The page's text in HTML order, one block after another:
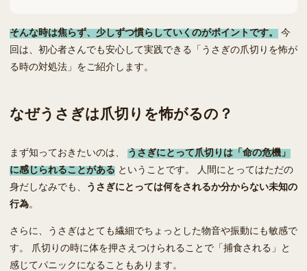
そんな時は焦らず、少しずつ慣らしていくのがポイントです。 今
回は、初心者さんでも安心して実践できる「うさぎの爪切りを怖が
る時の対処法」をご紹介します。
なぜうさぎは爪切りを怖がるの？
まず知っておきたいのは、 うさぎにとって爪切りは「命の危機」
に感じられることがある ということです。 人間にとってはただの
身だしなみでも、 うさぎにとっては何をされるか分からない未知の
行為。
さらに、うさぎはとても繊細でちょっとした物音や振動にも敏感で
す。 爪切りの時に体を押さえつけられることで「捕食される」と
感じてパニックになることもあります。